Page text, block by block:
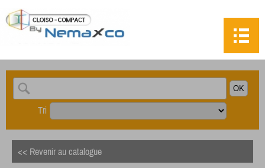
Tri
<< Revenir au catalogue